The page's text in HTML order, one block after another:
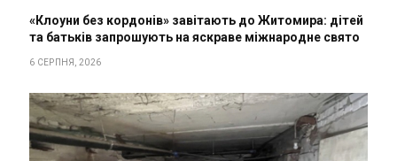
«Клоуни без кордонів» завітають до Житомира: дітей
та батьків запрошують на яскраве міжнародне свято
6 СЕРПНЯ, 2026